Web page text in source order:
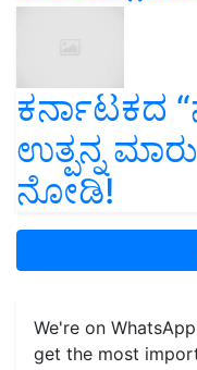
ಕರ್ನಾಟಕದ
ಉತ್ಪನ್ನ
ನೋಡಿ!
We're on
get the most